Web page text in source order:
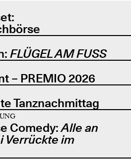
FLÜGEL AM FUSS
– PREMIO 2026
Tanznachmittag
Comedy:Alle an
Verrückte im